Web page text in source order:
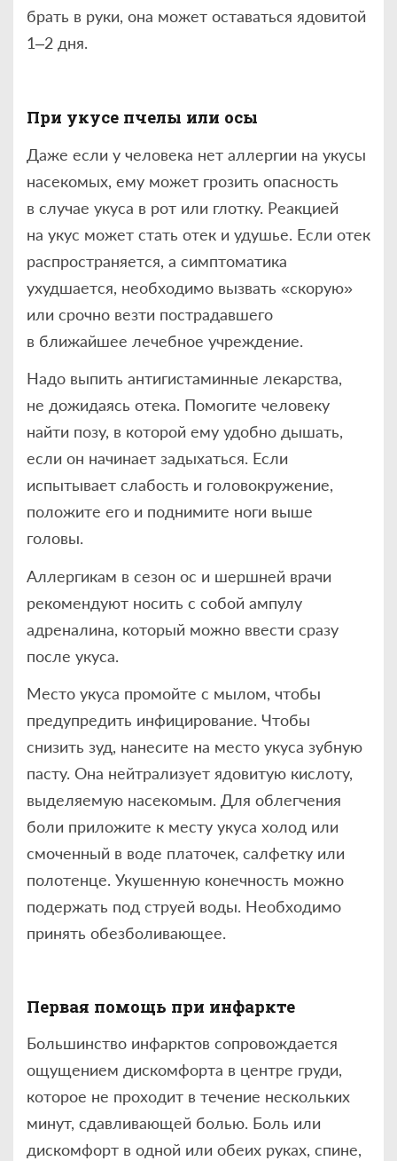
брать в руки, она может оставаться ядовитой
1–2 дня.
При укусе пчелы или осы
Даже если у человека нет аллергии на укусы
насекомых, ему может грозить опасность
в случае укуса в рот или глотку. Реакцией
на укус может стать отек и удушье. Если отек
распространяется, а симптоматика
ухудшается, необходимо вызвать «скорую»
или срочно везти пострадавшего
в ближайшее лечебное учреждение.
Надо выпить антигистаминные лекарства,
не дожидаясь отека. Помогите человеку
найти позу, в которой ему удобно дышать,
если он начинает задыхаться. Если
испытывает слабость и головокружение,
положите его и поднимите ноги выше
головы.
Аллергикам в сезон ос и шершней врачи
рекомендуют носить с собой ампулу
адреналина, который можно ввести сразу
после укуса.
Место укуса промойте с мылом, чтобы
предупредить инфицирование. Чтобы
снизить зуд, нанесите на место укуса зубную
пасту. Она нейтрализует ядовитую кислоту,
выделяемую насекомым. Для облегчения
боли приложите к месту укуса холод или
смоченный в воде платочек, салфетку или
полотенце. Укушенную конечность можно
подержать под струей воды. Необходимо
принять обезболивающее.
Первая помощь при инфаркте
Большинство инфарктов сопровождается
ощущением дискомфорта в центре груди,
которое не проходит в течение нескольких
минут, сдавливающей болью. Боль или
дискомфорт в одной или обеих руках, спине,